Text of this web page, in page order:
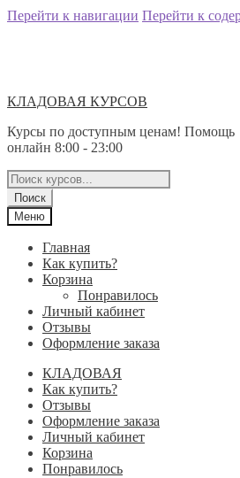
Перейти к навигации Перейти к
КЛАДОВАЯ КУРСОВ
Курсы по доступным ценам! Помощь
онлайн 8:00 - 23:00
Поиск
Меню
Главная
Как купить?
Корзина
Понравилось
Личный кабинет
Отзывы
Оформление заказа
КЛАДОВАЯ
Как купить?
Отзывы
Оформление заказа
Личный кабинет
Корзина
Понравилось